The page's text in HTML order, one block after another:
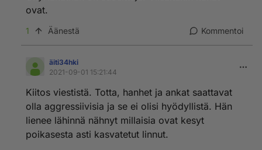
ovat.
1 Äänestä Kommentoi
äiti34hki
2021-09-01 15:21:44
Kiitos viestistä. Totta, hanhet ja ankat saattavat
olla aggressiivisia ja se ei olisi hyödyllistä. Hän
lienee lähinnä nähnyt millaisia ovat kesyt
poikasesta asti kasvatetut linnut.